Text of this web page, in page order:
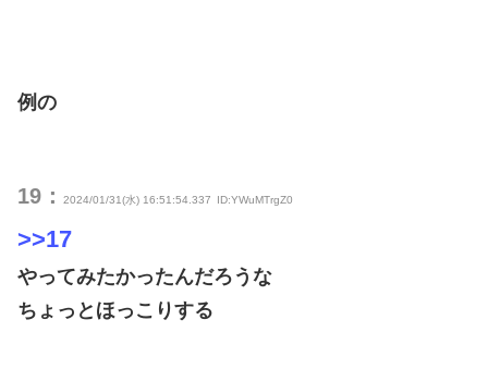
例の
19： 2024/01/31(水) 16:51:54.337 ID:YWuMTrgZ0
>>17
やってみたかったんだろうな
ちょっとほっこりする